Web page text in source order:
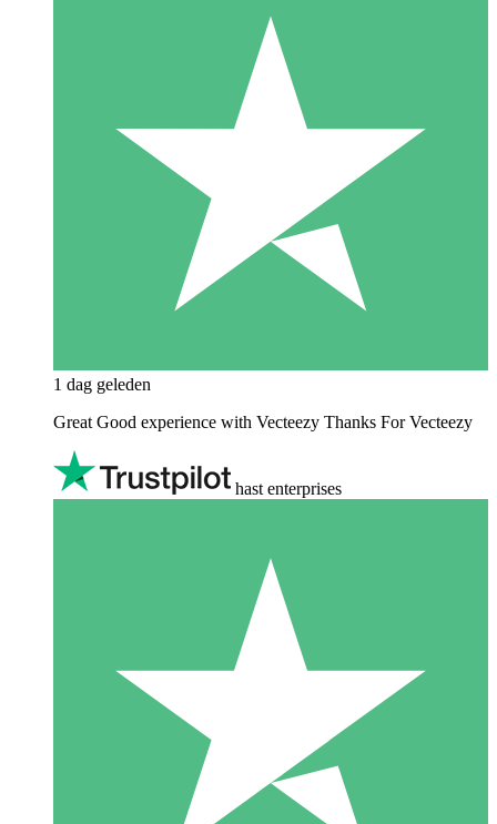
1 dag geleden
Great Good experience with Vecteezy Thanks For Vecteezy
hast enterprises